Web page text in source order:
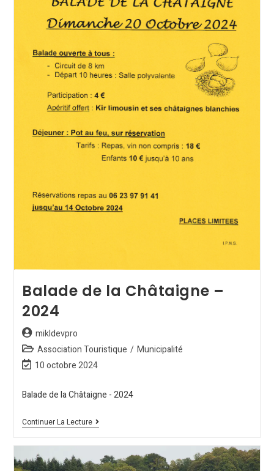
Balade de la Châtaigne –
2024
mikldevpro
Association Touristique / Municipalité
10 octobre 2024
Balade de la Châtaigne - 2024
Continuer La Lecture